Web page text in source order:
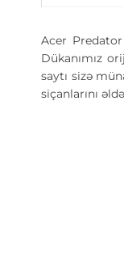
Acer
Dükanımız
saytı sizə
siçanlarını